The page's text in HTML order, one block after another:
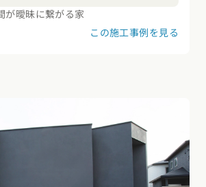
の場所でもあった。また周囲の士地
ど高く造成されており、南側隣地の
高近くにまで達していた。今回は土
からの採光も、時間を限って1階に
の表情を豊かにした。規模をおさえ
土間など1つの場所に複数の用途を
ることで、全ての要望をクリアする
な暮らしを実現させた。
が曖昧に繋がる家
この施工事例を見る